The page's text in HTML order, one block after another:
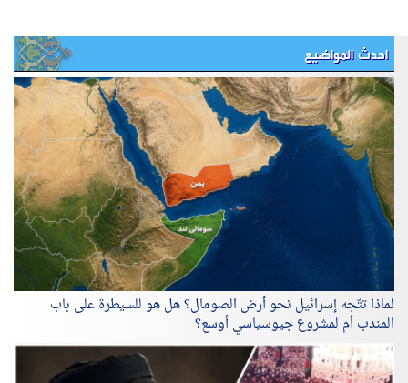
احدث المواضيع
لماذا تتّجه إسرائيل نحو أرض الصومال؟ هل هو للسيطرة على باب
المندب أم لمشروع جيوسياسي أوسع؟